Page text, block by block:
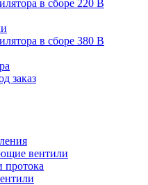
в сборе 220 В
в сборе 380 В
заказ
вентили
протока